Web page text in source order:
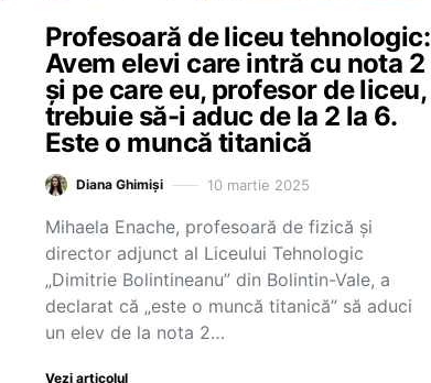
Profesoară de liceu tehnologic:
Avem elevi care intră cu nota 2
și pe care eu, profesor de liceu,
trebuie să-i aduc de la 2 la 6.
Este o muncă titanică
Diana Ghimiși 10 martie 2025
Mihaela Enache, profesoară de fizică și
director adjunct al Liceului Tehnologic
„Dimitrie Bolintineanu” din Bolintin-Vale, a
declarat că „este o muncă titanică” să aduci
un elev de la nota 2…
Vezi articolul